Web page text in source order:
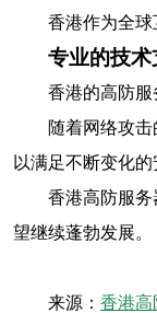
香港作为全球
专业的技术
香港的高防服
随着网络攻
以满足不断变化的
香港高防服
望继续蓬勃发展。
来源： 香港高